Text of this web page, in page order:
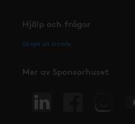
Hjälp och frågor
Skapa ett ärende
Mer av Sponsorhuset